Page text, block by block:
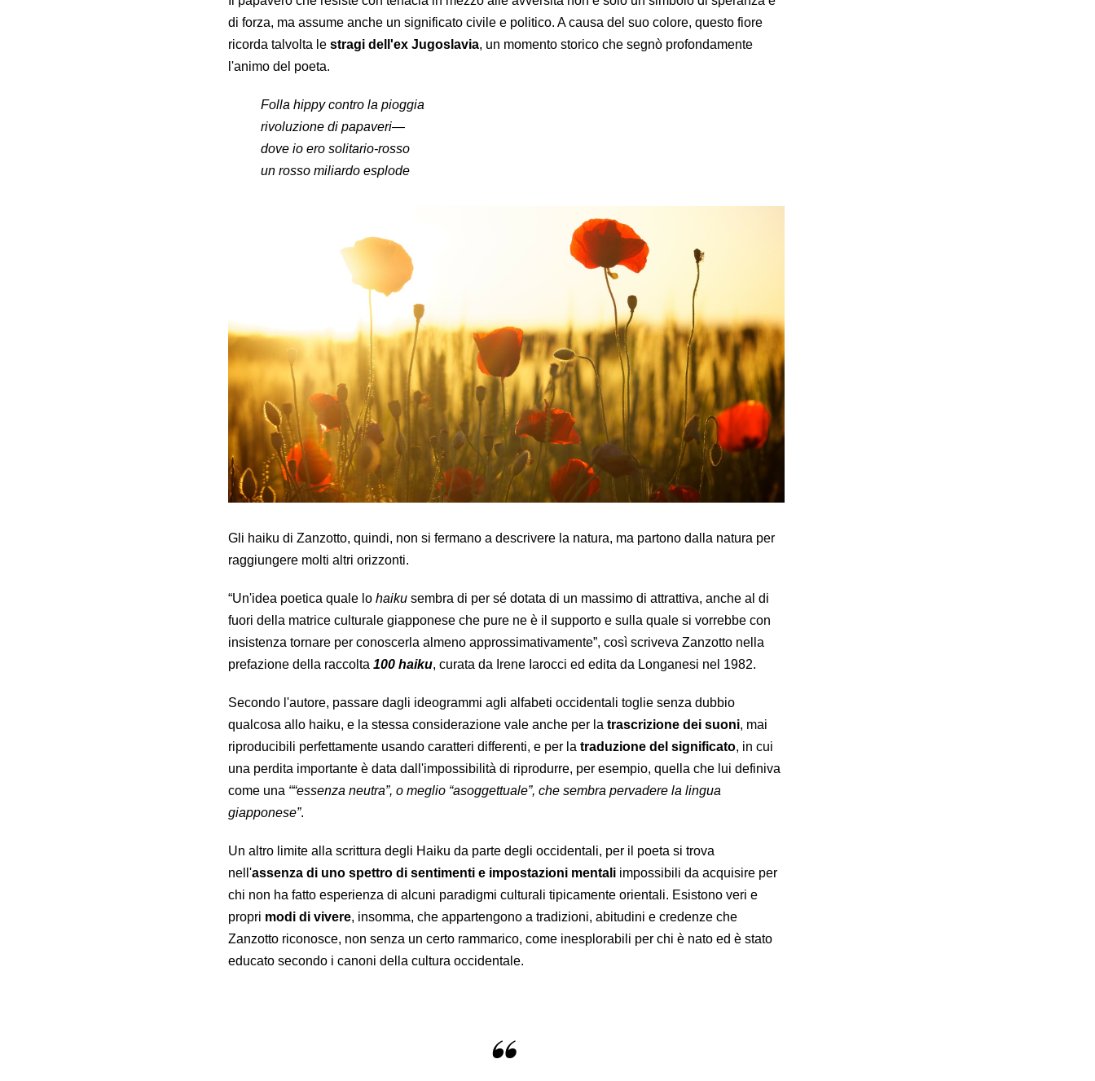
di forza, ma assume anche un significato civile e politico. A causa del suo colore, questo fiore
ricorda talvolta le stragi dell'ex Jugoslavia, un momento storico che segnò profondamente
l'animo del poeta.
Folla hippy contro la pioggia
rivoluzione di papaveri—
dove io ero solitario-rosso
un rosso miliardo esplode
Gli haiku di Zanzotto, quindi, non si fermano a descrivere la natura, ma partono dalla natura per
raggiungere molti altri orizzonti.
“Un'idea poetica quale lo haiku sembra di per sé dotata di un massimo di attrattiva, anche al di
fuori della matrice culturale giapponese che pure ne è il supporto e sulla quale si vorrebbe con
insistenza tornare per conoscerla almeno approssimativamente”, così scriveva Zanzotto nella
prefazione della raccolta 100 haiku, curata da Irene Iarocci ed edita da Longanesi nel 1982.
Secondo l'autore, passare dagli ideogrammi agli alfabeti occidentali toglie senza dubbio
qualcosa allo haiku, e la stessa considerazione vale anche per la trascrizione dei suoni, mai
riproducibili perfettamente usando caratteri differenti, e per la traduzione del significato, in cui
una perdita importante è data dall'impossibilità di riprodurre, per esempio, quella che lui definiva
come una ““essenza neutra”, o meglio “asoggettuale”, che sembra pervadere la lingua
giapponese”.
Un altro limite alla scrittura degli Haiku da parte degli occidentali, per il poeta si trova
nell'assenza di uno spettro di sentimenti e impostazioni mentali impossibili da acquisire per
chi non ha fatto esperienza di alcuni paradigmi culturali tipicamente orientali. Esistono veri e
propri modi di vivere, insomma, che appartengono a tradizioni, abitudini e credenze che
Zanzotto riconosce, non senza un certo rammarico, come inesplorabili per chi è nato ed è stato
educato secondo i canoni della cultura occidentale.
“